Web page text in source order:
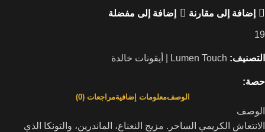
إضافة إلى مقارنة إضافة إلى مفضلة
19
التصنيف: Lumen Touch | أيقونات خالدة
حصة:
الوصفمعلومات إضافيةمراجعات (0)
الوصف
الانتعاش الكريمي الساحر. مزيج النعناع، الماندرين، والتونكا الذي